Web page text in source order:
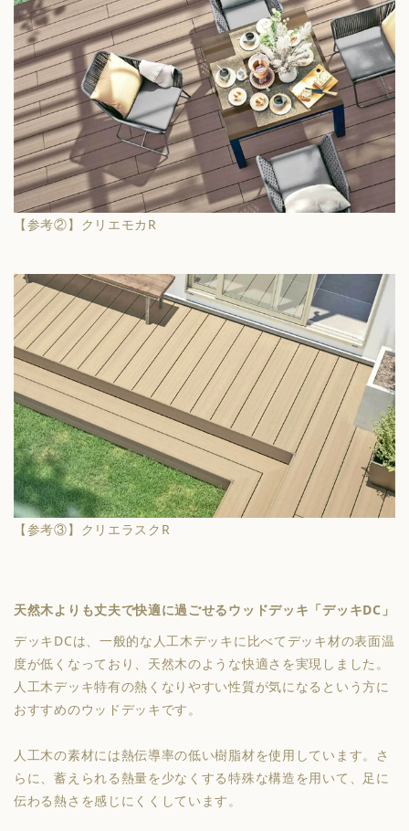
【参考②】クリエモカR
【参考③】クリエラスクR
天然木よりも丈夫で快適に過ごせるウッドデッキ「デッキDC」
デッキDCは、一般的な人工木デッキに比べてデッキ材の表面温
度が低くなっており、天然木のような快適さを実現しました。
人工木デッキ特有の熱くなりやすい性質が気になるという方に
おすすめのウッドデッキです。
人工木の素材には熱伝導率の低い樹脂材を使用しています。さ
らに、蓄えられる熱量を少なくする特殊な構造を用いて、足に
伝わる熱さを感じにくくしています。